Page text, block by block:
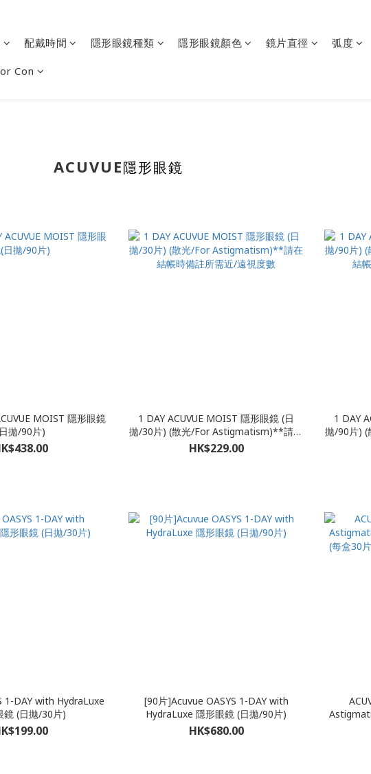
配戴時間 隱形眼鏡種類 隱形眼鏡顏色 鏡片直徑 弧度
Con
ACUVUE隱形眼鏡
MOIST 隱形眼鏡
拋/90片)
1 DAY ACUVUE MOIST 隱形眼鏡 (日
拋/30片) (散光/For Astigmatism)**請在
結帳時備註所需近/遠視度數
HK$229.00
1 DAY
拋/90片)
結
1-DAY with HydraLuxe
鏡 (日拋/30片)
[90片]Acuvue OASYS 1-DAY with
HydraLuxe 隱形眼鏡 (日拋/90片)
HK$680.00
Astigmatism 每日拋棄型散
(每盒30